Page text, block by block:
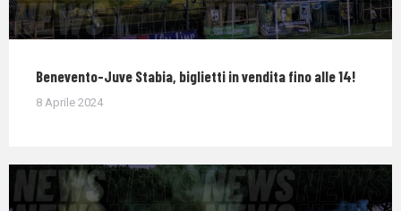
Benevento-Juve Stabia, biglietti in vendita fino alle 14!
8 Aprile 2024